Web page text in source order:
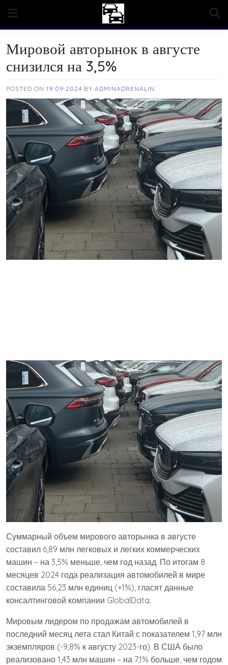
content
Мировой авторынок в августе
снизился на 3,5%
POSTED ON 19.09.2024 BY ADMINADRENALIN
Суммарный объем мирового авторынка в августе
составил 6,89 млн легковых и легких коммерческих
машин – на 3,5% меньше, чем год назад. По итогам 8
месяцев 2024 года реализация автомобилей в мире
составила 56,23 млн единиц (+1%), гласят данные
консалтинговой компании GlobalData.
Мировым лидером по продажам автомобилей в
последний месяц лета стал Китай с показателем 1,97 млн
экземпляров (-9,8% к августу 2023-го). В США было
реализовано 1,43 млн машин – на 7,1% больше, чем годом